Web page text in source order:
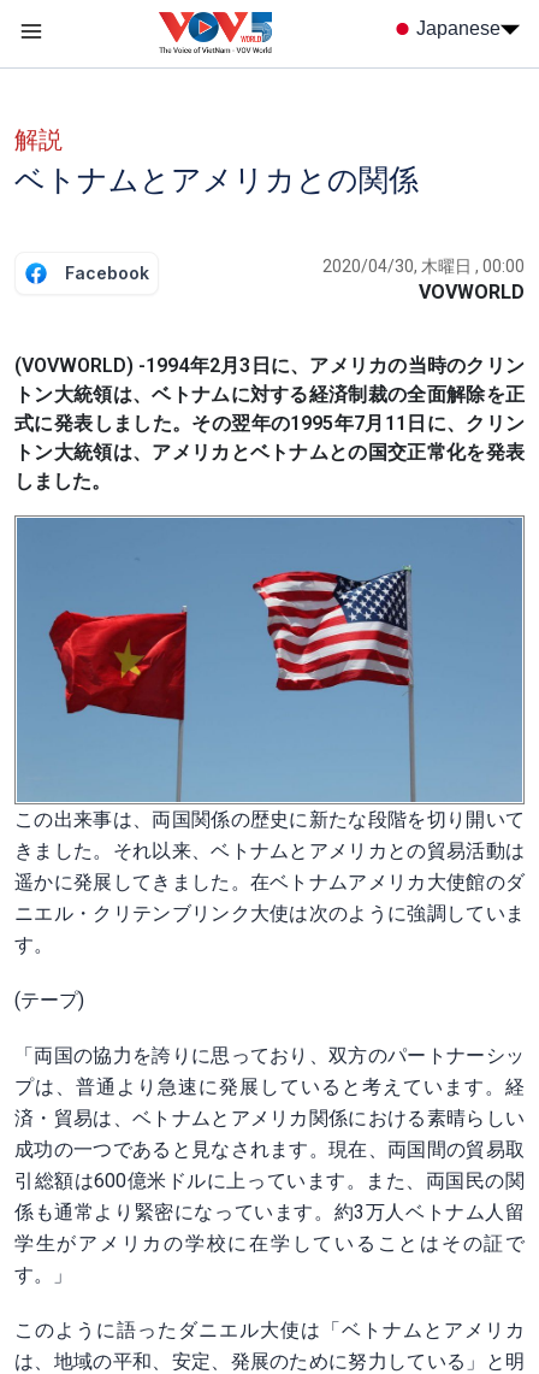
Japanese
解説
ベトナムとアメリカとの関係
Facebook 2020/04/30, 木曜日 , 00:00
VOVWORLD
(VOVWORLD) -1994年2月3日に、アメリカの当時のクリン
トン大統領は、ベトナムに対する経済制裁の全面解除を正
式に発表しました。その翌年の1995年7月11日に、クリン
トン大統領は、アメリカとベトナムとの国交正常化を発表
しました。
この出来事は、両国関係の歴史に新たな段階を切り開いて
きました。それ以来、ベトナムとアメリカとの貿易活動は
遥かに発展してきました。在ベトナムアメリカ大使館のダ
ニエル・クリテンブリンク大使は次のように強調していま
す。
(テープ)
「両国の協力を誇りに思っており、双方のパートナーシッ
プは、普通より急速に発展していると考えています。経
済・貿易は、ベトナムとアメリカ関係における素晴らしい
成功の一つであると見なされます。現在、両国間の貿易取
引総額は600億米ドルに上っています。また、両国民の関
係も通常より緊密になっています。約3万人ベトナム人留
学生がアメリカの学校に在学していることはその証で
す。」
このように語ったダニエル大使は「ベトナムとアメリカ
は、地域の平和、安定、発展のために努力している」と明